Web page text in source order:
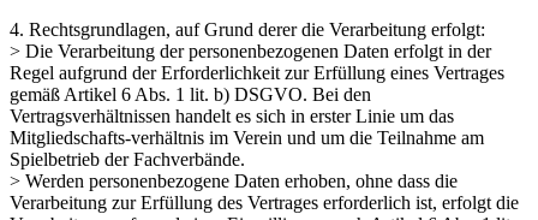
4. Rechtsgrundlagen, auf Grund derer die Verarbeitung erfolgt:
> Die Verarbeitung der personenbezogenen Daten erfolgt in der
Regel aufgrund der Erforderlichkeit zur Erfüllung eines Vertrages
gemäß Artikel 6 Abs. 1 lit. b) DSGVO. Bei den
Vertragsverhältnissen handelt es sich in erster Linie um das
Mitgliedschafts-verhältnis im Verein und um die Teilnahme am
Spielbetrieb der Fachverbände.
> Werden personenbezogene Daten erhoben, ohne dass die
Verarbeitung zur Erfüllung des Vertrages erforderlich ist, erfolgt die